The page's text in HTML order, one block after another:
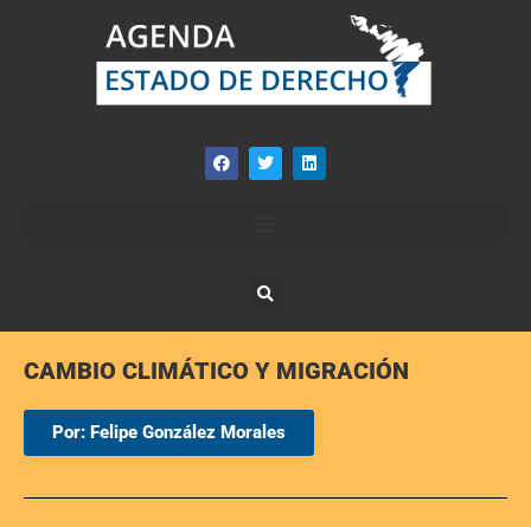
CAMBIO CLIMÁTICO Y MIGRACIÓN
Por: Felipe González Morales